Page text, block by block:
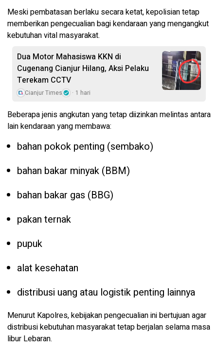
Meski pembatasan berlaku secara ketat, kepolisian tetap
memberikan pengecualian bagi kendaraan yang mengangkut
kebutuhan vital masyarakat.
Dua Motor Mahasiswa KKN di
Cugenang Cianjur Hilang, Aksi Pelaku
Terekam CCTV
Cianjur Times 1 hari
Beberapa jenis angkutan yang tetap diizinkan melintas antara
lain kendaraan yang membawa:
bahan pokok penting (sembako)
bahan bakar minyak (BBM)
bahan bakar gas (BBG)
pakan ternak
pupuk
alat kesehatan
distribusi uang atau logistik penting lainnya
Menurut Kapolres, kebijakan pengecualian ini bertujuan agar
distribusi kebutuhan masyarakat tetap berjalan selama masa
libur Lebaran.